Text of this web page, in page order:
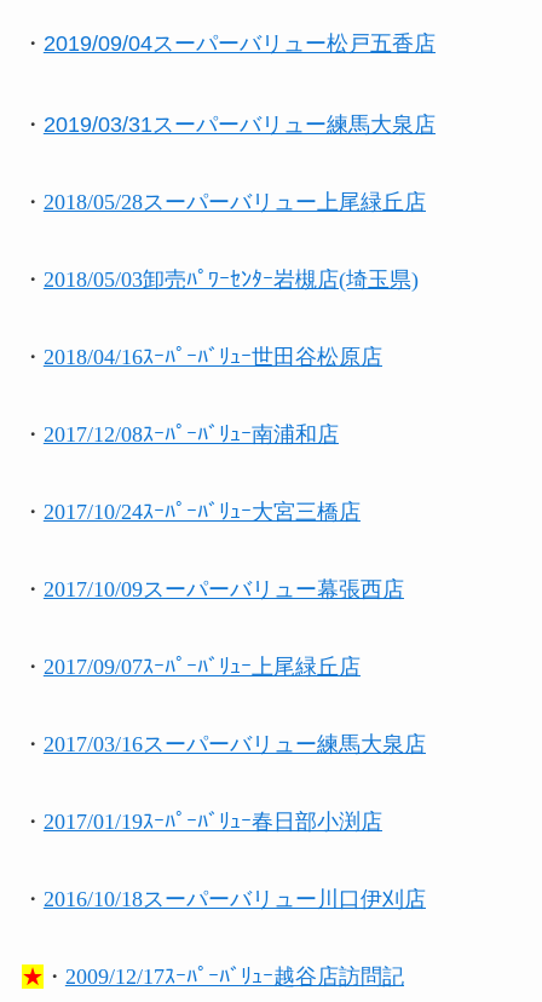
・ 2019/09/04スーパーバリュー松戸五香店
・ 2019/03/31スーパーバリュー練馬大泉店
・ 2018/05/28スーパーバリュー上尾緑丘店
・ 2018/05/03卸売ﾊﾟﾜｰｾﾝﾀｰ岩槻店(埼玉県)
・ 2018/04/16ｽｰﾊﾟｰﾊﾞﾘｭｰ世田谷松原店
・ 2017/12/08ｽｰﾊﾟｰﾊﾞﾘｭｰ南浦和店
・ 2017/10/24ｽｰﾊﾟｰﾊﾞﾘｭｰ大宮三橋店
・ 2017/10/09スーパーバリュー幕張西店
・ 2017/09/07ｽｰﾊﾟｰﾊﾞﾘｭｰ上尾緑丘店
・ 2017/03/16スーパーバリュー練馬大泉店
・ 2017/01/19ｽｰﾊﾟｰﾊﾞﾘｭｰ春日部小渕店
・ 2016/10/18スーパーバリュー川口伊刈店
★ ・ 2009/12/17ｽｰﾊﾟｰﾊﾞﾘｭｰ越谷店訪問記